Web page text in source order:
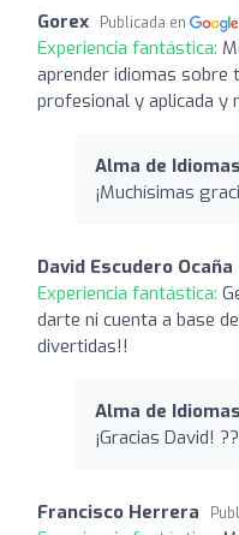
Gorex Publicada en
Experiencia fantástica:
aprender idiomas sobre
profesional y aplicada y
Alma de Idiomas
¡Muchísimas
David Escudero Ocaña
Experiencia fantástica:
darte ni cuenta a base
divertidas!!
Alma de Idiomas
¡Gracias David!
Francisco Herrera